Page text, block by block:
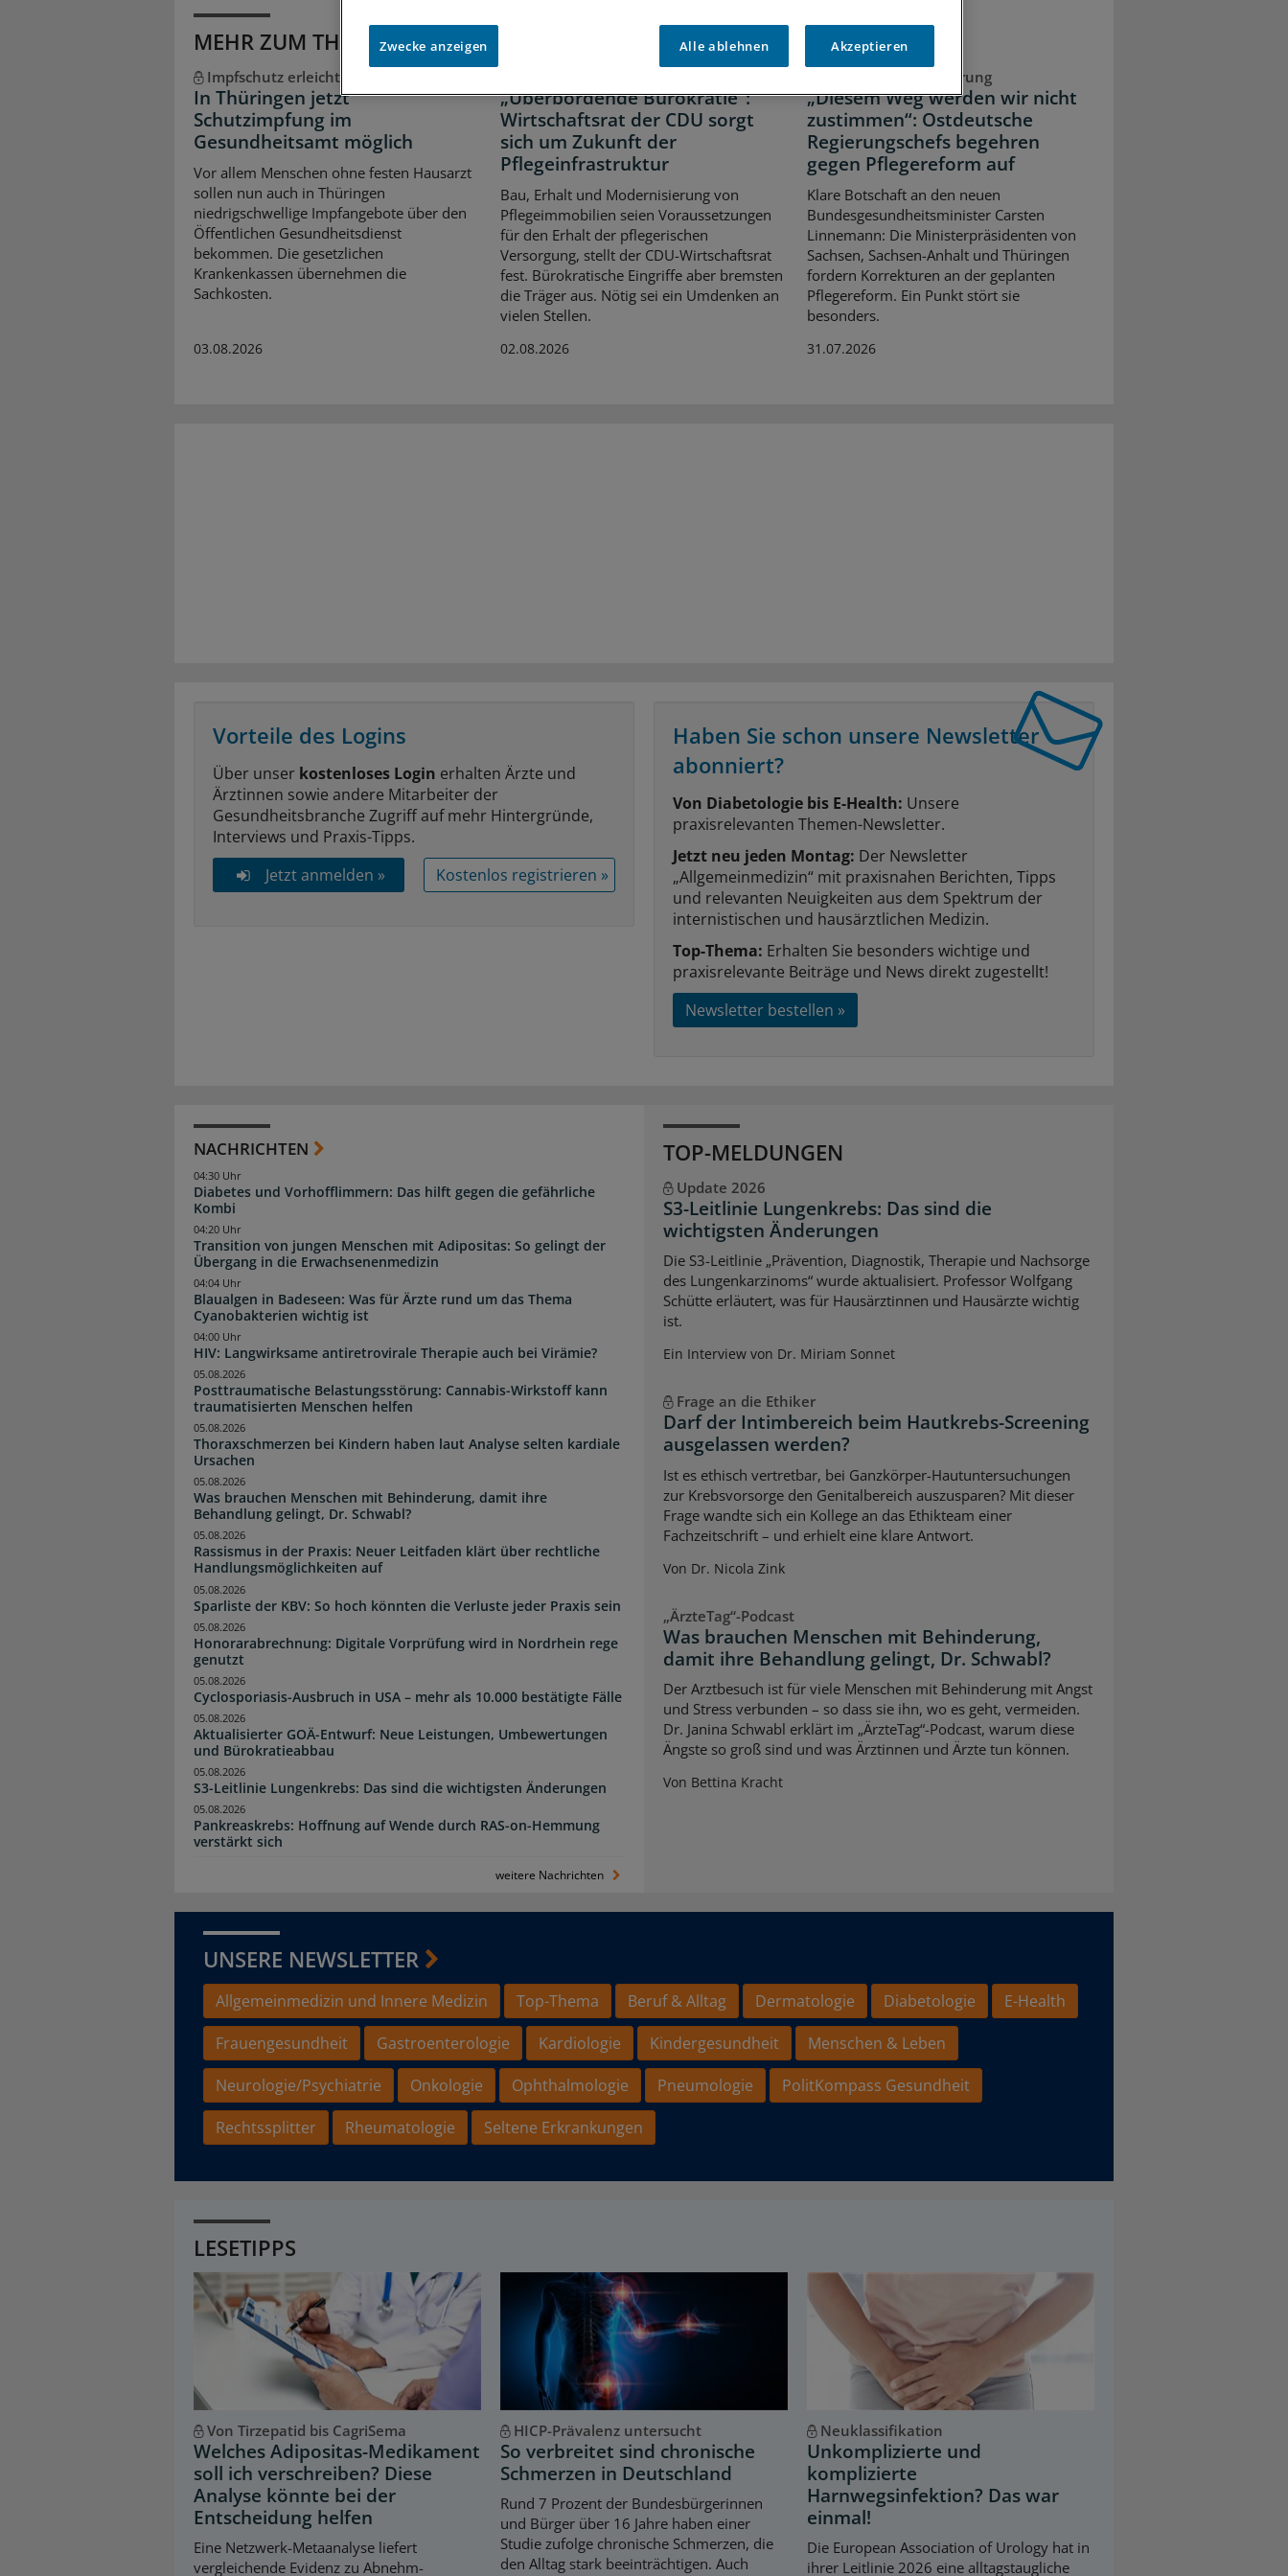
MEHR ZUM THEMA
Impfschutz erleichtern
In Thüringen jetzt
Schutzimpfung im
Gesundheitsamt möglich
Vor allem Menschen ohne festen Hausarzt
sollen nun auch in Thüringen
niedrigschwellige Impfangebote über den
Öffentlichen Gesundheitsdienst
bekommen. Die gesetzlichen
Krankenkassen übernehmen die
Sachkosten.
03.08.2026
„Überbordende Bürokratie“:
Wirtschaftsrat der CDU sorgt
sich um Zukunft der
Pflegeinfrastruktur
Bau, Erhalt und Modernisierung von
Pflegeimmobilien seien Voraussetzungen
für den Erhalt der pflegerischen
Versorgung, stellt der CDU-Wirtschaftsrat
fest. Bürokratische Eingriffe aber bremsten
die Träger aus. Nötig sei ein Umdenken an
vielen Stellen.
02.08.2026
Soziale Pflegeversicherung
„Diesem Weg werden wir nicht
zustimmen“: Ostdeutsche
Regierungschefs begehren
gegen Pflegereform auf
Klare Botschaft an den neuen
Bundesgesundheitsminister Carsten
Linnemann: Die Ministerpräsidenten von
Sachsen, Sachsen-Anhalt und Thüringen
fordern Korrekturen an der geplanten
Pflegereform. Ein Punkt stört sie
besonders.
31.07.2026
Vorteile des Logins
Über unser kostenloses Login erhalten Ärzte und
Ärztinnen sowie andere Mitarbeiter der
Gesundheitsbranche Zugriff auf mehr Hintergründe,
Interviews und Praxis-Tipps.
Jetzt anmelden »
Kostenlos registrieren »
Haben Sie schon unsere Newsletter
abonniert?
Von Diabetologie bis E-Health: Unsere
praxisrelevanten Themen-Newsletter.
Jetzt neu jeden Montag: Der Newsletter
„Allgemeinmedizin“ mit praxisnahen Berichten, Tipps
und relevanten Neuigkeiten aus dem Spektrum der
internistischen und hausärztlichen Medizin.
Top-Thema: Erhalten Sie besonders wichtige und
praxisrelevante Beiträge und News direkt zugestellt!
Newsletter bestellen »
NACHRICHTEN
Diabetes und Vorhofflimmern: Das hilft gegen die gefährliche
Kombi
04:30 Uhr
Transition von jungen Menschen mit Adipositas: So gelingt der
Übergang in die Erwachsenenmedizin
04:20 Uhr
Blaualgen in Badeseen: Was für Ärzte rund um das Thema
Cyanobakterien wichtig ist
04:04 Uhr
HIV: Langwirksame antiretrovirale Therapie auch bei Virämie?
04:00 Uhr
Posttraumatische Belastungsstörung: Cannabis-Wirkstoff kann
traumatisierten Menschen helfen
05.08.2026
Thoraxschmerzen bei Kindern haben laut Analyse selten kardiale
Ursachen
05.08.2026
Was brauchen Menschen mit Behinderung, damit ihre
Behandlung gelingt, Dr. Schwabl?
05.08.2026
Rassismus in der Praxis: Neuer Leitfaden klärt über rechtliche
Handlungsmöglichkeiten auf
05.08.2026
Sparliste der KBV: So hoch könnten die Verluste jeder Praxis sein
05.08.2026
Honorarabrechnung: Digitale Vorprüfung wird in Nordrhein rege
genutzt
05.08.2026
Cyclosporiasis-Ausbruch in USA – mehr als 10.000 bestätigte Fälle
05.08.2026
Aktualisierter GOÄ-Entwurf: Neue Leistungen, Umbewertungen
und Bürokratieabbau
05.08.2026
S3-Leitlinie Lungenkrebs: Das sind die wichtigsten Änderungen
05.08.2026
Pankreaskrebs: Hoffnung auf Wende durch RAS-on-Hemmung
verstärkt sich
05.08.2026
weitere Nachrichten
TOP-MELDUNGEN
Update 2026
S3-Leitlinie Lungenkrebs: Das sind die
wichtigsten Änderungen
Die S3-Leitlinie „Prävention, Diagnostik, Therapie und Nachsorge
des Lungenkarzinoms“ wurde aktualisiert. Professor Wolfgang
Schütte erläutert, was für Hausärztinnen und Hausärzte wichtig
ist.
Ein Interview von Dr. Miriam Sonnet
Frage an die Ethiker
Darf der Intimbereich beim Hautkrebs-Screening
ausgelassen werden?
Ist es ethisch vertretbar, bei Ganzkörper-Hautuntersuchungen
zur Krebsvorsorge den Genitalbereich auszusparen? Mit dieser
Frage wandte sich ein Kollege an das Ethikteam einer
Fachzeitschrift – und erhielt eine klare Antwort.
Von Dr. Nicola Zink
„ÄrzteTag“-Podcast
Was brauchen Menschen mit Behinderung,
damit ihre Behandlung gelingt, Dr. Schwabl?
Der Arztbesuch ist für viele Menschen mit Behinderung mit Angst
und Stress verbunden – so dass sie ihn, wo es geht, vermeiden.
Dr. Janina Schwabl erklärt im „ÄrzteTag“-Podcast, warum diese
Ängste so groß sind und was Ärztinnen und Ärzte tun können.
Von Bettina Kracht
UNSERE NEWSLETTER
Allgemeinmedizin und Innere Medizin Top-Thema Beruf & Alltag Dermatologie Diabetologie
E-Health
Frauengesundheit
Gastroenterologie Kardiologie Kindergesundheit
Menschen & Leben
Neurologie/Psychiatrie
Onkologie Ophthalmologie Pneumologie
PolitKompass Gesundheit
Rechtssplitter
Rheumatologie Seltene Erkrankungen
LESETIPPS
Von Tirzepatid bis CagriSema
Welches Adipositas-Medikament
soll ich verschreiben? Diese
Analyse könnte bei der
Entscheidung helfen
Eine Netzwerk-Metaanalyse liefert
vergleichende Evidenz zu Abnehm-
HICP-Prävalenz untersucht
So verbreitet sind chronische
Schmerzen in Deutschland
Rund 7 Prozent der Bundesbürgerinnen
und Bürger über 16 Jahre haben einer
Studie zufolge chronische Schmerzen, die
den Alltag stark beeinträchtigen. Auch
Neuklassifikation
Unkomplizierte und
komplizierte
Harnwegsinfektion? Das war
einmal!
Die European Association of Urology hat in
ihrer Leitlinie 2026 eine alltagstaugliche
Zwecke anzeigen Alle ablehnen Akzeptieren